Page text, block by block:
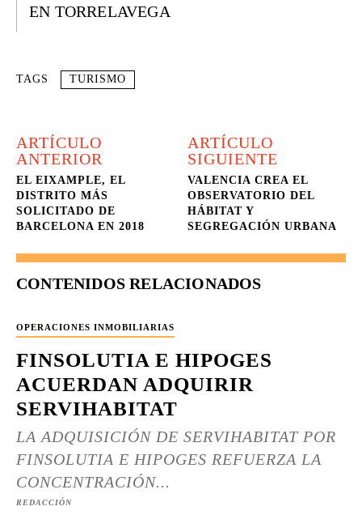
EN TORRELAVEGA
TAGS TURISMO
ARTÍCULO
ANTERIOR
EL EIXAMPLE, EL
DISTRITO MÁS
SOLICITADO DE
BARCELONA EN 2018
ARTÍCULO
SIGUIENTE
VALENCIA CREA EL
OBSERVATORIO DEL
HÁBITAT Y
SEGREGACIÓN URBANA
CONTENIDOS RELACIONADOS
OPERACIONES INMOBILIARIAS
FINSOLUTIA E HIPOGES
ACUERDAN ADQUIRIR
SERVIHABITAT
LA ADQUISICIÓN DE SERVIHABITAT POR
FINSOLUTIA E HIPOGES REFUERZA LA
CONCENTRACIÓN...
REDACCIÓN